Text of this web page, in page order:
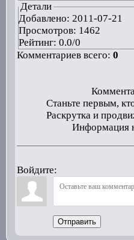
Детали
Добавлено: 2011-07-21
Просмотров: 1462
Рейтинг: 0.0/0
Комментариев всего: 0
Станьте первым,
Раскрутка и
Информация
Войдите:
Отправить